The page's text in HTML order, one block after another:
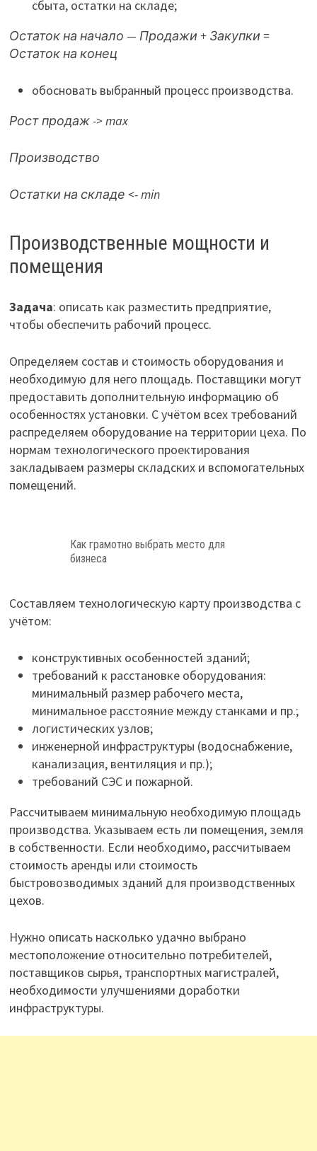
сбыта, остатки на складе;
Остаток на начало — Продажи + Закупки =
Остаток на конец
обосновать выбранный процесс производства.
Рост продаж -> max
Производство
Остатки на складе <- min
Производственные мощности и
помещения
Задача: описать как разместить предприятие,
чтобы обеспечить рабочий процесс.
Определяем состав и стоимость оборудования и
необходимую для него площадь. Поставщики могут
предоставить дополнительную информацию об
особенностях установки. С учётом всех требований
распределяем оборудование на территории цеха. По
нормам технологического проектирования
закладываем размеры складских и вспомогательных
помещений.
Как грамотно выбрать место для
бизнеса
Составляем технологическую карту производства с
учётом:
конструктивных особенностей зданий;
требований к расстановке оборудования:
минимальный размер рабочего места,
минимальное расстояние между станками и пр.;
логистических узлов;
инженерной инфраструктуры (водоснабжение,
канализация, вентиляция и пр.);
требований СЭС и пожарной.
Рассчитываем минимальную необходимую площадь
производства. Указываем есть ли помещения, земля
в собственности. Если необходимо, рассчитываем
стоимость аренды или стоимость
быстровозводимых зданий для производственных
цехов.
Нужно описать насколько удачно выбрано
местоположение относительно потребителей,
поставщиков сырья, транспортных магистралей,
необходимости улучшениями доработки
инфраструктуры.